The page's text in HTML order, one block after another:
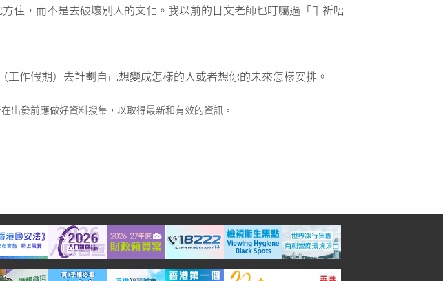
住，而不是去破壞別人的文化。我以前的日文老師也叮囑過「千祈唔
作假期）去計劃自己想變成怎樣的人或者想你的未來怎樣安排。
出發前應做好資料搜集，以取得最新和有效的資訊。